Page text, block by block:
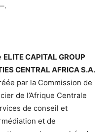
ELITE CAPITAL GROUP
CENTRAL AFRICA S.A.
par la Commission de
de l’Afrique Centrale
de conseil et
et de